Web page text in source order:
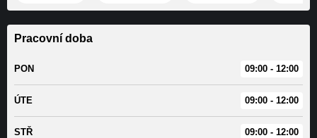
Pracovní doba
PON 09:00 - 12:00
ÚTE 09:00 - 12:00
STŘ 09:00 - 12:00